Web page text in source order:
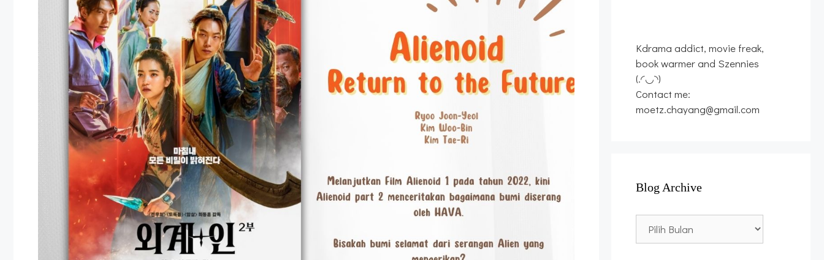
Kdrama addict, movie freak,
book warmer and Szennies
(.◜◡◝)
Contact me:
moetz.chayang@gmail.com
Blog Archive
Archive